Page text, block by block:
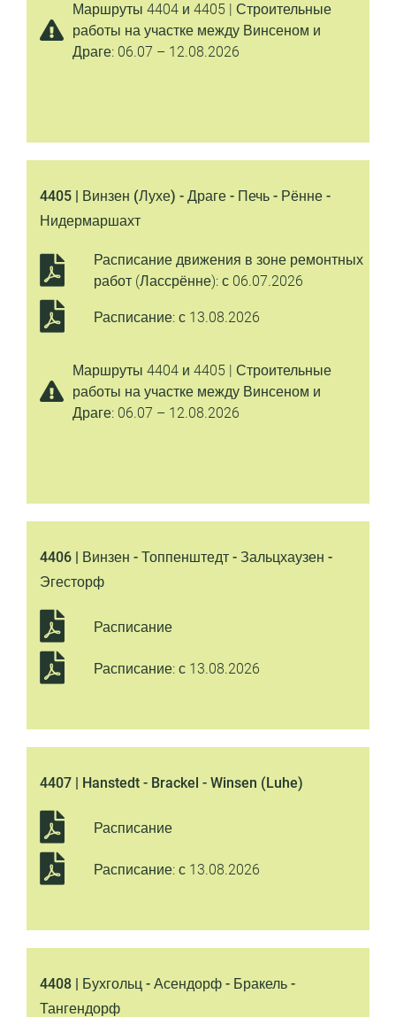
Маршруты 4404 и 4405 | Строительные
работы на участке между Винсеном и
Драге: 06.07 – 12.08.2026
4405 | Винзен (Лухе) - Драге - Печь - Рённе -
Нидермаршахт
Расписание движения в зоне ремонтных
работ (Лассрённе): с 06.07.2026
Расписание: с 13.08.2026
Маршруты 4404 и 4405 | Строительные
работы на участке между Винсеном и
Драге: 06.07 – 12.08.2026
4406 | Винзен - Топпенштедт - Зальцхаузен -
Эгесторф
Расписание
Расписание: с 13.08.2026
4407 | Hanstedt - Brackel - Winsen (Luhe)
Расписание
Расписание: с 13.08.2026
4408 | Бухгольц - Асендорф - Бракель -
Тангендорф